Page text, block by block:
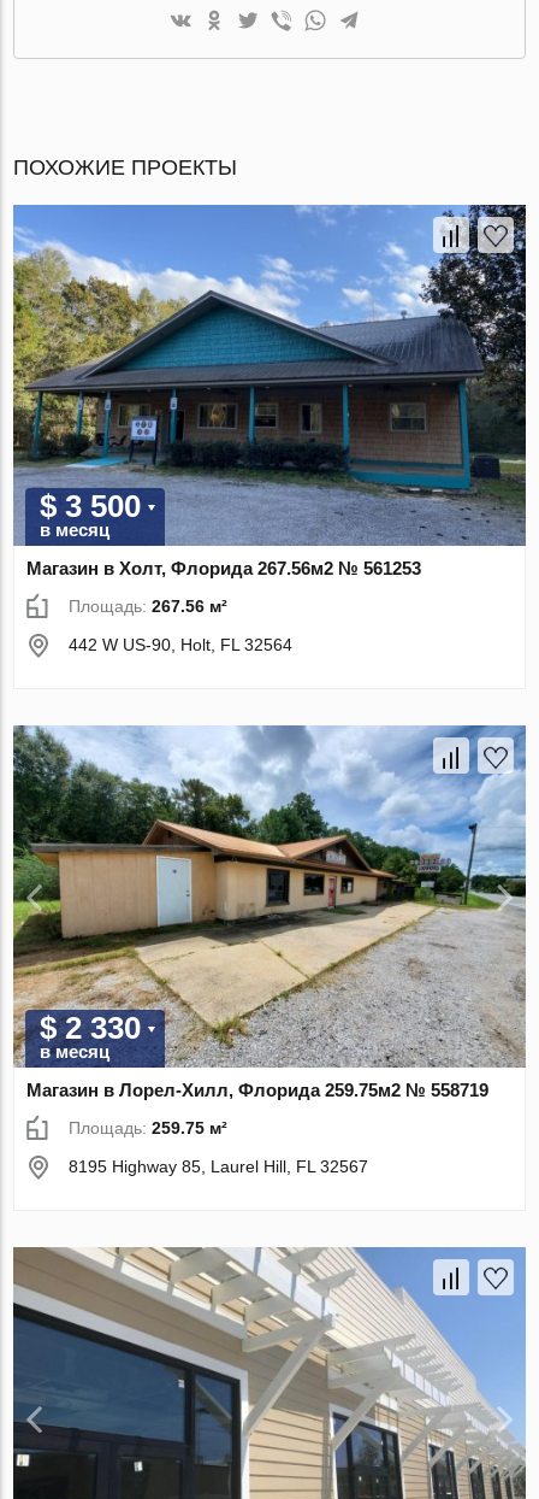
ПОХОЖИЕ ПРОЕКТЫ
$ 3 500
в месяц
Магазин в Холт, Флорида 267.56м2 № 561253
Площадь:267.56 м²
442 W US-90, Holt, FL 32564
$ 2 330
в месяц
Магазин в Лорел-Хилл, Флорида 259.75м2 № 558719
Площадь:259.75 м²
8195 Highway 85, Laurel Hill, FL 32567